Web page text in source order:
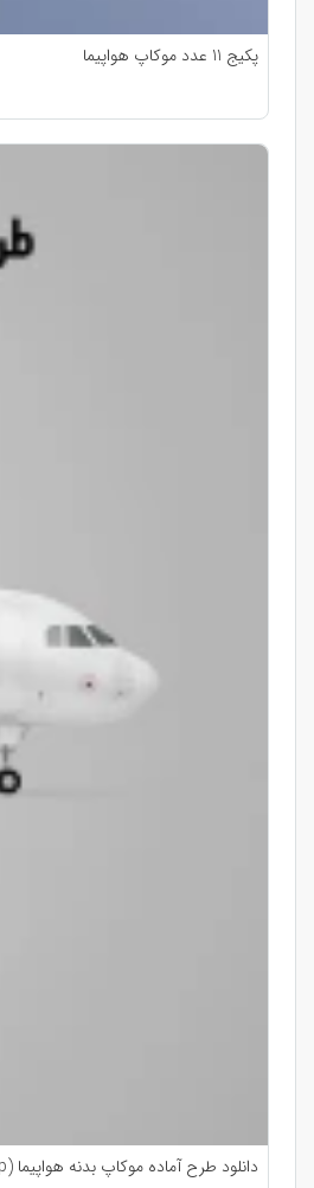
پکیج 11 عدد موکاپ هواپیما
دانلود طرح آماده موکاپ بدنه هواپیما (Airplane Mockup)